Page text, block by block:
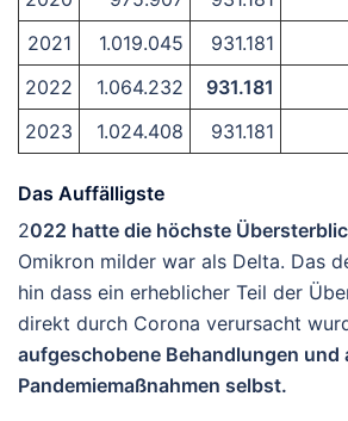
2021
1.019.045 931.181
2022
1.064.232 931.181
2023
1.024.408 931.181
Das Auffälligste
2022 hatte die höchste
Omikron milder war als Delta. Das
hin dass ein erheblicher Teil der
direkt durch Corona verursacht
aufgeschobene Behandlungen und
Pandemiemaßnahmen selbst.